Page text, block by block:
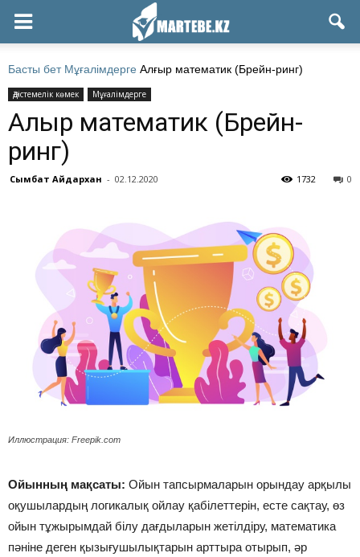
Басты бет Мұғалімдерге Алғыр математик (Брейн-ринг)
Әдістемелік көмек Мұғалімдерге
Алғыр математик (Брейн-
ринг)
Сымбат Айдархан - 02.12.2020 0
1732
Иллюстрация: Freepik.com
Ойынның мақсаты: Ойын тапсырмаларын орындау арқылы
оқушылардың логикалық ойлау қабілеттерін, есте сақтау, өз
ойын тұжырымдай білу дағдыларын жетілдіру, математика
пәніне деген қызығушылықтарын арттыра отырып, әр